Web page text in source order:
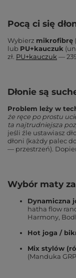
Pocą ci się
Wybierz mikrofibrę
lub PU+kauczuk
zł. PU+kauczuk —
Dłonie są
Problem leży w
że ręce po prostu
ta najtrudniejsza
jeśli źle ustawiasz
dłoni (każdy palec
— przestrzeń).
Wybór maty
Dynamiczna
hatha flow
Harmony,
Hot joga /
Mix stylów
(Manduka